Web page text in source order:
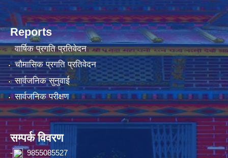
Reports
वार्षिक प्रगति प्रतिवेदन
चौमासिक प्रगति प्रतिवेदन
सार्वजनिक सुनुवाई
सार्वजनिक परीक्षण
सम्पर्क विवरण
- 9855085527